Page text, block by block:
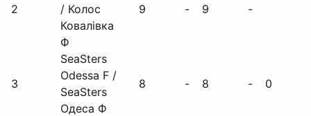
2
/ Колос
Ковалівка
Ф
9 - 9 -
3
SeaSters
Odessa F /
SeaSters
Одеса Ф
8 - 8 - 0